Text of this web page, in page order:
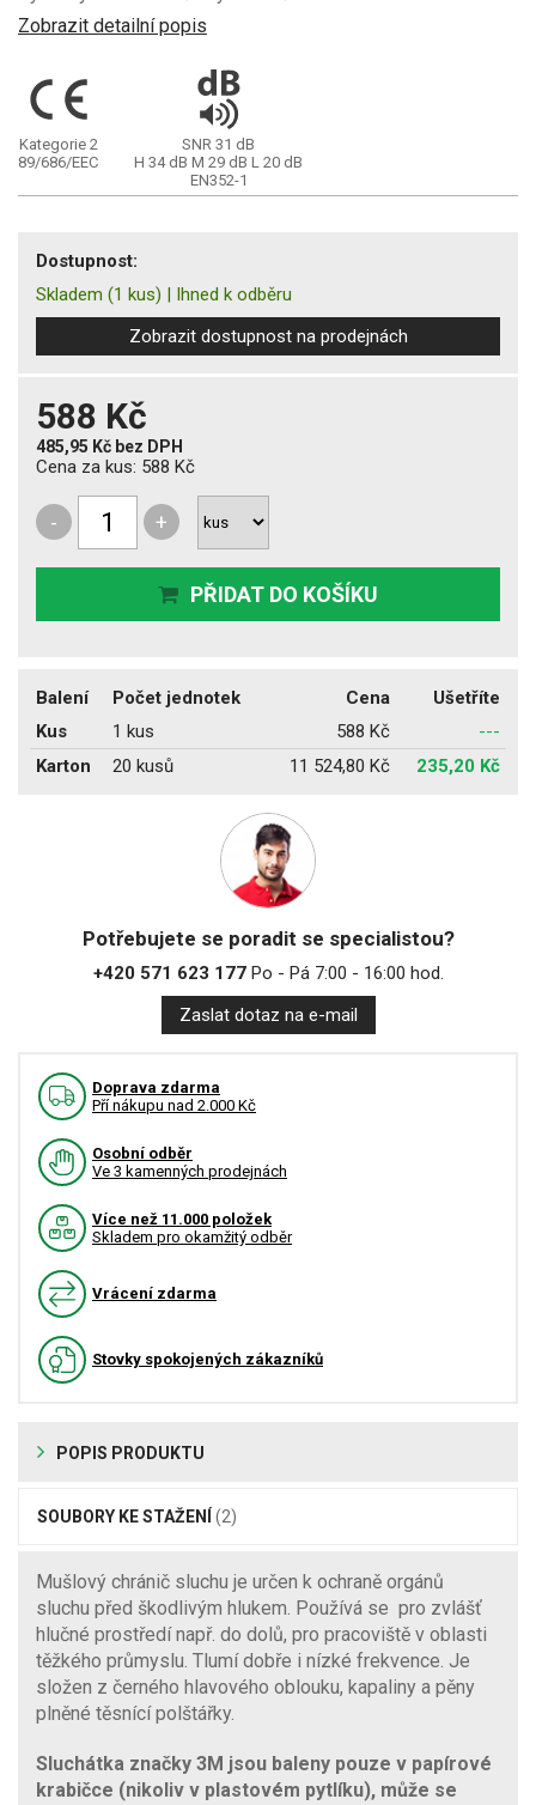
Zobrazit detailní popis
Kategorie 2
89/686/EEC
SNR 31 dB
H 34 dB M 29 dB L 20 dB
EN352-1
Dostupnost:
Skladem (1 kus) | Ihned k odběru
Zobrazit dostupnost na prodejnách
588 Kč
485,95 Kč bez DPH
Cena za kus: 588 Kč
- +
PŘIDAT DO KOŠÍKU
Balení Počet jednotek Cena
Ušetříte
Kus
1 kus 588 Kč
---
Karton
20 kusů 11 524,80 Kč 235,20 Kč
Potřebujete se poradit se specialistou?
+420 571 623 177Po - Pá 7:00 - 16:00 hod.
Zaslat dotaz na e-mail
Doprava zdarma
Pří nákupu nad 2.000 Kč
Osobní odběr
Ve 3 kamenných prodejnách
Více než 11.000 položek
Skladem pro okamžitý odběr
Vrácení zdarma
Stovky spokojených zákazníků
POPIS PRODUKTU
SOUBORY KE STAŽENÍ (2)
Mušlový chránič sluchu je určen k ochraně orgánů
sluchu před škodlivým hlukem. Používá se pro zvlášť
hlučné prostředí např. do dolů, pro pracoviště v oblasti
těžkého průmyslu. Tlumí dobře i nízké frekvence. Je
složen z černého hlavového oblouku, kapaliny a pěny
plněné těsnící polštářky.
Sluchátka značky 3M jsou baleny pouze v papírové
krabičce (nikoliv v plastovém pytlíku), může se